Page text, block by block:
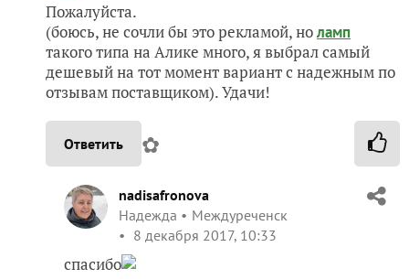
Пожалуйста.
(боюсь, не сочли бы это рекламой, ноламп
такого типа на Алике много, я выбрал самый
дешевый на тот момент вариант с надежным по
отзывам поставщиком). Удачи!
Ответить ✿
nadisafronova
Надежда
Междуреченск
8 декабря 2017, 10:33
спасибо